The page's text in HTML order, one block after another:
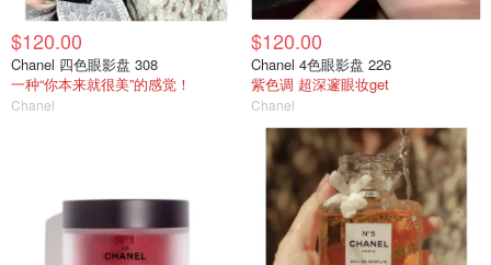
$120.00
Chanel 四色眼影盘 308
一种“你本来就很美”的感觉！
Chanel
$120.00
Chanel 4色眼影盘 226
紫色调 超深邃眼妆get
Chanel